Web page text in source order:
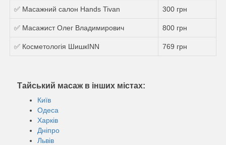
✅ Масажний салон Hands Tivan 300 грн
✅ Масажист Олег Владимирович 800 грн
✅ Косметологія ШишкINN 769 грн
Тайський масаж в інших містах:
Київ
Одеса
Харків
Дніпро
Львів